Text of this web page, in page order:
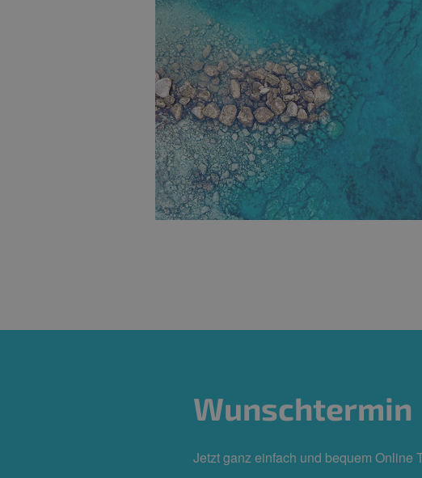
Wunschtermin
Jetzt ganz einfach und bequem Online